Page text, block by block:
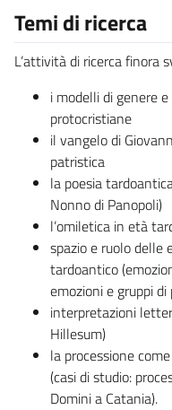
Temi di ricerca
L’attività di ricerca finora
i modelli di genere
protocristiane
il vangelo di
patristica
la poesia
Nonno di Panopoli)
l’omiletica in età
spazio e ruolo delle
tardoantico
emozioni e gruppi di
interpretazioni
Hillesum)
la processione
(casi di studio:
Domini a Catania).